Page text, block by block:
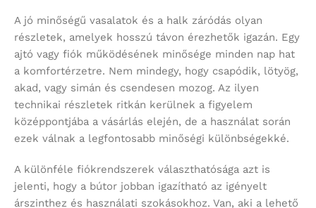
A jó minőségű vasalatok és a halk záródás olyan
részletek, amelyek hosszú távon érezhetők igazán. Egy
ajtó vagy fiók működésének minősége minden nap hat
a komfortérzetre. Nem mindegy, hogy csapódik, lötyög,
akad, vagy simán és csendesen mozog. Az ilyen
technikai részletek ritkán kerülnek a figyelem
középpontjába a vásárlás elején, de a használat során
ezek válnak a legfontosabb minőségi különbségekké.
A különféle fiókrendszerek választhatósága azt is
jelenti, hogy a bútor jobban igazítható az igényelt
árszinthez és használati szokásokhoz. Van, aki a lehető